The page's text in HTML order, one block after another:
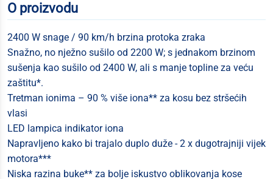
O proizvodu
2400 W snage / 90 km/h brzina protoka zraka
Snažno, no nježno sušilo od 2200 W; s jednakom brzinom
sušenja kao sušilo od 2400 W, ali s manje topline za veću
zaštitu*.
Tretman ionima – 90 % više iona** za kosu bez stršećih
vlasi
LED lampica indikator iona
Napravljeno kako bi trajalo duplo duže - 2 x dugotrajniji vijek
motora***
Niska razina buke** za bolje iskustvo oblikovanja kose